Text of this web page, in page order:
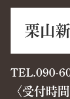
栗山
TEL.090-
〈受付時